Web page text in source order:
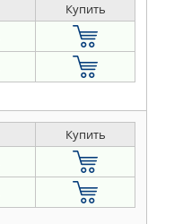
Купить
Купить